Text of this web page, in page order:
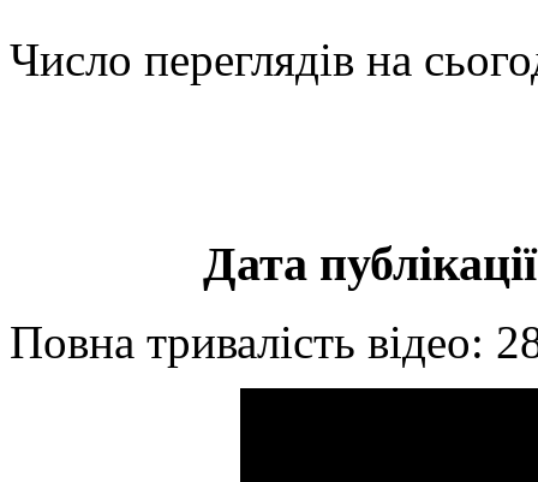
Число переглядів на
Дата
Повна тривалість відео: